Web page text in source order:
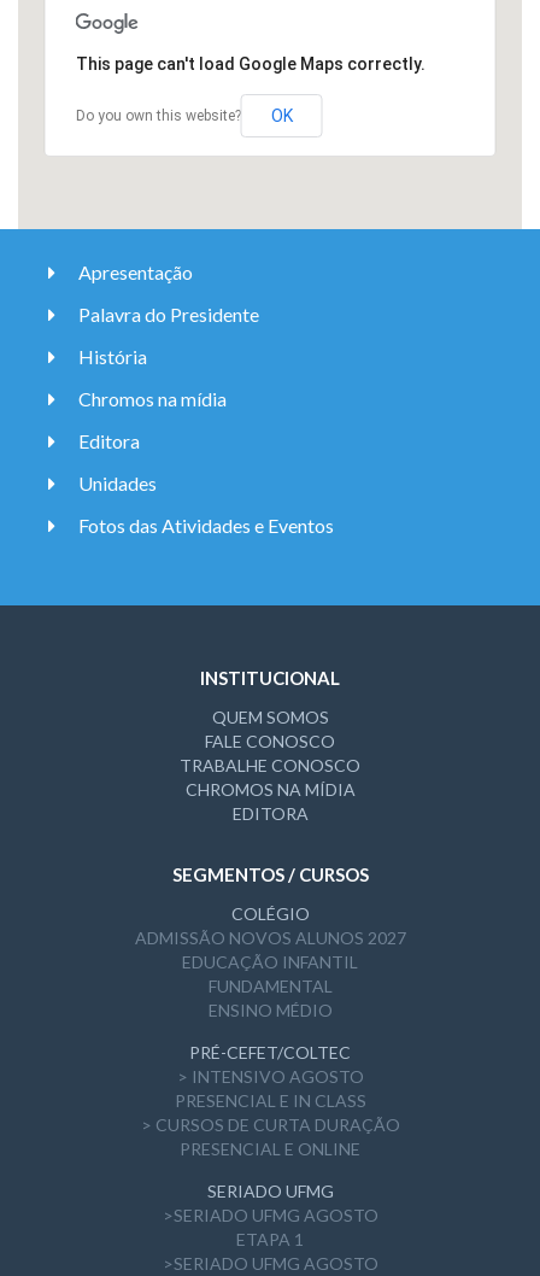
This page can't load Google Maps correctly.
Do you own this website? OK
Apresentação
Palavra do Presidente
História
Chromos na mídia
Editora
Unidades
Fotos das Atividades e Eventos
INSTITUCIONAL
QUEM SOMOS
FALE CONOSCO
TRABALHE CONOSCO
CHROMOS NA MÍDIA
EDITORA
SEGMENTOS / CURSOS
COLÉGIO
ADMISSÃO NOVOS ALUNOS 2027
EDUCAÇÃO INFANTIL
FUNDAMENTAL
ENSINO MÉDIO
PRÉ-CEFET/COLTEC
> INTENSIVO AGOSTO
PRESENCIAL E IN CLASS
> CURSOS DE CURTA DURAÇÃO
PRESENCIAL E ONLINE
SERIADO UFMG
>SERIADO UFMG AGOSTO
ETAPA 1
>SERIADO UFMG AGOSTO